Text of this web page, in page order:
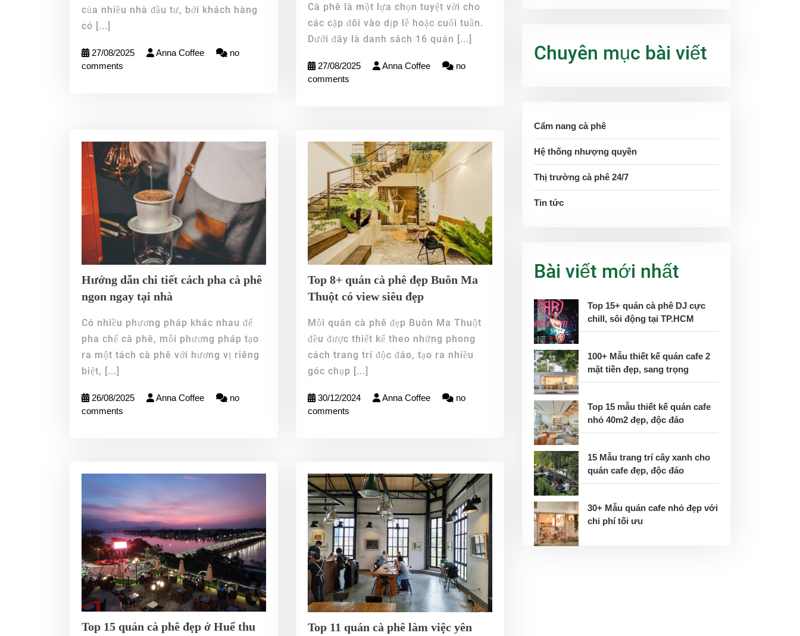
của nhiều nhà đầu tư, bởi khách hàng
có [...]
27/08/2025 Anna Coffee
no
comments
Cà phê là một lựa chọn tuyệt vời cho
các cặp đôi vào dịp lễ hoặc cuối tuần.
Dưới đây là danh sách 16 quán [...]
27/08/2025 Anna Coffee
no
comments
Hướng dẫn chi tiết cách pha cà phê
ngon ngay tại nhà
Có nhiều phương pháp khác nhau để
pha chế cà phê, mỗi phương pháp tạo
ra một tách cà phê với hương vị riêng
biệt, [...]
26/08/2025 Anna Coffee
no
comments
Top 8+ quán cà phê đẹp Buôn Ma
Thuột có view siêu đẹp
Mỗi quán cà phê đẹp Buôn Ma Thuột
đều được thiết kế theo những phong
cách trang trí độc đáo, tạo ra nhiều
góc chụp [...]
30/12/2024 Anna Coffee
no
comments
Top 15 quán cà phê đẹp ở Huế thu
Top 11 quán cà phê làm việc yên
Chuyên mục bài viết
Cẩm nang cà phê
Hệ thống nhượng quyền
Thị trường cà phê 24/7
Tin tức
Bài viết mới nhất
Top 15+ quán cà phê DJ cực
chill, sôi động tại TP.HCM
100+ Mẫu thiết kế quán cafe 2
mặt tiền đẹp, sang trọng
Top 15 mẫu thiết kế quán cafe
nhỏ 40m2 đẹp, độc đáo
15 Mẫu trang trí cây xanh cho
quán cafe đẹp, độc đáo
30+ Mẫu quán cafe nhỏ đẹp với
chi phí tối ưu